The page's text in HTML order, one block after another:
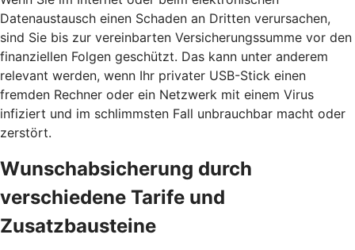
Datenaustausch einen Schaden an Dritten verursachen,
sind Sie bis zur vereinbarten Versicherungssumme vor den
finanziellen Folgen geschützt. Das kann unter anderem
relevant werden, wenn Ihr privater USB-Stick einen
fremden Rechner oder ein Netzwerk mit einem Virus
infiziert und im schlimmsten Fall unbrauchbar macht oder
zerstört.
Wunschabsicherung durch
verschiedene Tarife und
Zusatzbausteine